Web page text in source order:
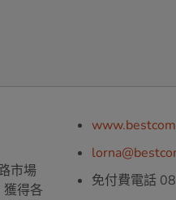
市場
得各
免付費電話